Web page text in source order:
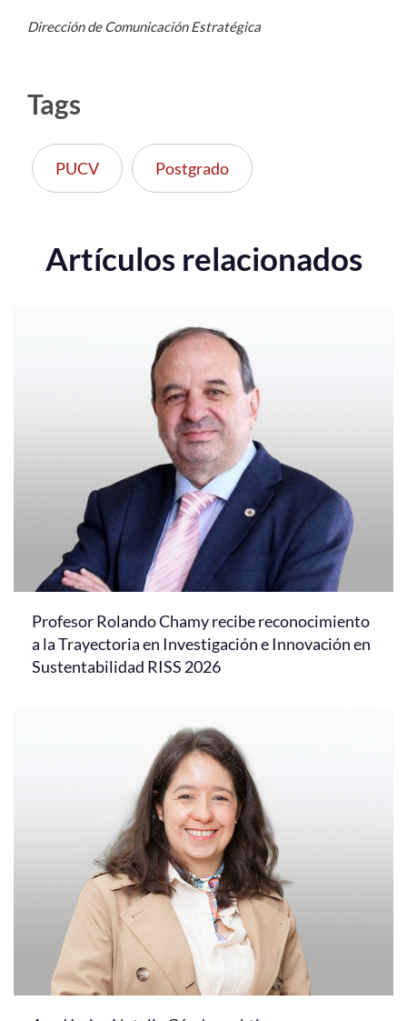
Dirección de Comunicación Estratégica
Tags
PUCV Postgrado
Artículos relacionados
Profesor Rolando Chamy recibe reconocimiento
a la Trayectoria en Investigación e Innovación en
Sustentabilidad RISS 2026